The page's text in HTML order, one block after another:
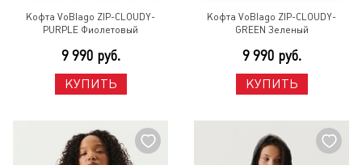
Кофта VoBlago ZIP-CLOUDY-
PURPLE Фиолетовый
9 990 руб.
КУПИТЬ
Кофта VoBlago ZIP-CLOUDY-
GREEN Зеленый
9 990 руб.
КУПИТЬ